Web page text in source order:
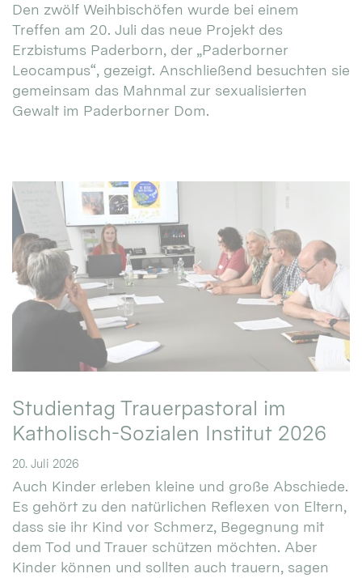
Den zwölf Weihbischöfen wurde bei einem
Treffen am 20. Juli das neue Projekt des
Erzbistums Paderborn, der „Paderborner
Leocampus“, gezeigt. Anschließend besuchten sie
gemeinsam das Mahnmal zur sexualisierten
Gewalt im Paderborner Dom.
Studientag Trauerpastoral im
Katholisch-Sozialen Institut 2026
20. Juli 2026
Auch Kinder erleben kleine und große Abschiede.
Es gehört zu den natürlichen Reflexen von Eltern,
dass sie ihr Kind vor Schmerz, Begegnung mit
dem Tod und Trauer schützen möchten. Aber
Kinder können und sollten auch trauern, sagen